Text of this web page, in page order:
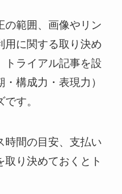
の範囲、画像やリン
用に関する取り決め
トライアル記事を設
構成力・表現力）
す。
時間の目安、支払い
り決めておくとト